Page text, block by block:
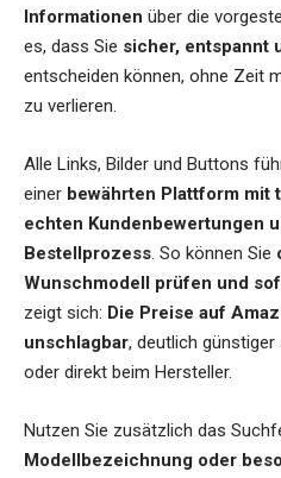
Informationen über die
es, dass Sie sicher, entspannt
entscheiden können, ohne Zeit
zu verlieren.
Alle Links, Bilder und Buttons
einer bewährten Plattform mit
echten Kundenbewertungen
Bestellprozess. So können Sie
Wunschmodell prüfen und
zeigt sich: Die Preise auf
unschlagbar, deutlich
oder direkt beim Hersteller.
Nutzen Sie zusätzlich das
Modellbezeichnung oder